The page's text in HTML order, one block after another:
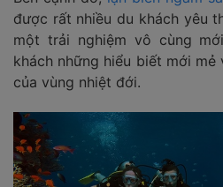
được rất nhiều du khách yêu
một trải nghiệm vô cùng
khách những hiểu biết mới
của vùng nhiệt đới.